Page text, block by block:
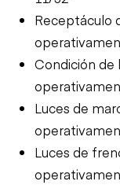
Receptáculo
Condición de
Luces de
Luces de